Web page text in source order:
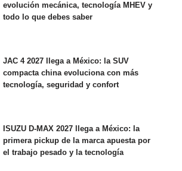
evolución mecánica, tecnología MHEV y
todo lo que debes saber
JAC 4 2027 llega a México: la SUV
compacta china evoluciona con más
tecnología, seguridad y confort
ISUZU D-MAX 2027 llega a México: la
primera pickup de la marca apuesta por
el trabajo pesado y la tecnología